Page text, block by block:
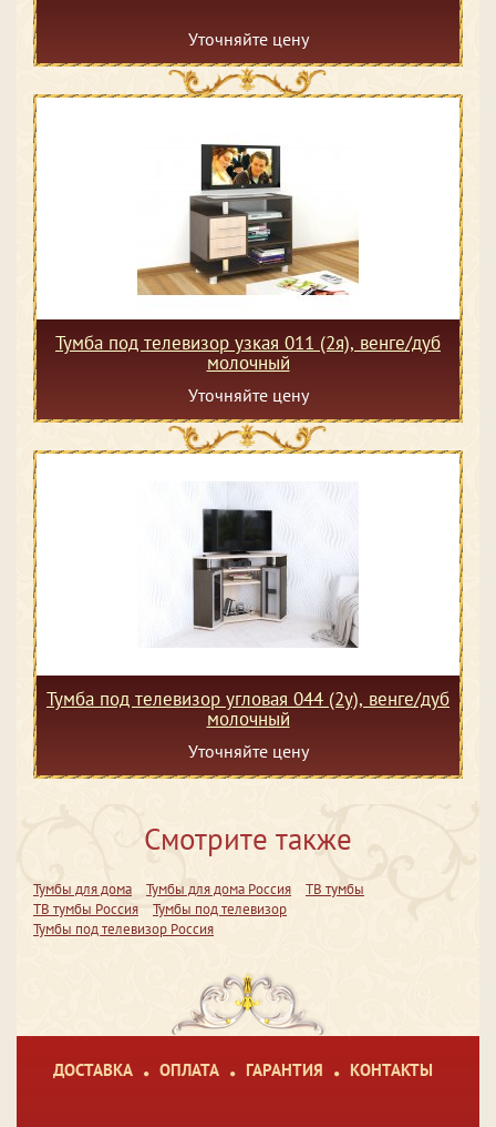
Уточняйте цену
Тумба под телевизор узкая 011 (2я), венге/дуб
молочный
Уточняйте цену
Тумба под телевизор угловая 044 (2у), венге/дуб
молочный
Уточняйте цену
Смотрите также
Тумбы для дома Тумбы для дома Россия
ТВ тумбы
ТВ тумбы Россия
Тумбы под телевизор
Тумбы под телевизор Россия
ДОСТАВКА ОПЛАТА ГАРАНТИЯ КОНТАКТЫ